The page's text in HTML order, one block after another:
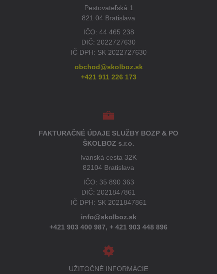
Pestovateľská 1
821 04 Bratislava
IČO: 44 465 238
DIČ: 2022727630
IČ DPH: SK 2022727630
obchod@skolboz.sk
+421 911 226 173
FAKTURAČNÉ ÚDAJE SLUŽBY BOZP & PO
ŠKOLBOZ s.r.o.
Ivanská cesta 32K
82104 Bratislava
IČO: 35 890 363
DIČ: 2021847861
IČ DPH: SK 2021847861
info@skolboz.sk
+421 903 400 987, + 421 903 448 896
UŽITOČNÉ INFORMÁCIE